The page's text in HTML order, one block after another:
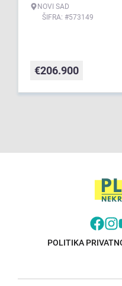
NOVI SAD
ŠIFRA: #573149
€206.900
POLITIKA